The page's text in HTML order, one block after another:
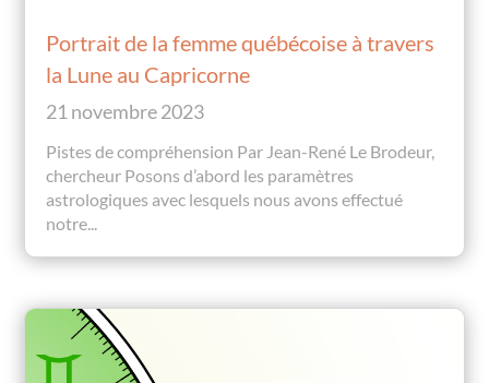
Portrait de la femme québécoise à travers
la Lune au Capricorne
21 novembre 2023
Pistes de compréhension Par Jean-René Le Brodeur,
chercheur Posons d’abord les paramètres
astrologiques avec lesquels nous avons effectué
notre...